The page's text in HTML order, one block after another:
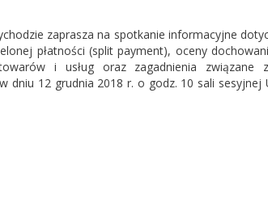
zaprasza na spotkanie informacyjne
płatności (split payment), oceny
i usług oraz zagadnienia związane
dniu 12 grudnia 2018 r. o godz. 10 sali sesyjnej